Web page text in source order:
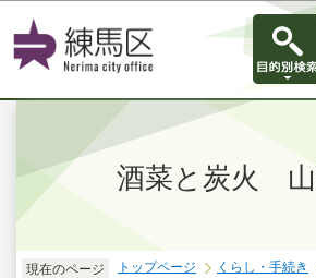
このページの本文へ
酒菜と炭火
現在のページ トップページ くらし・手続き